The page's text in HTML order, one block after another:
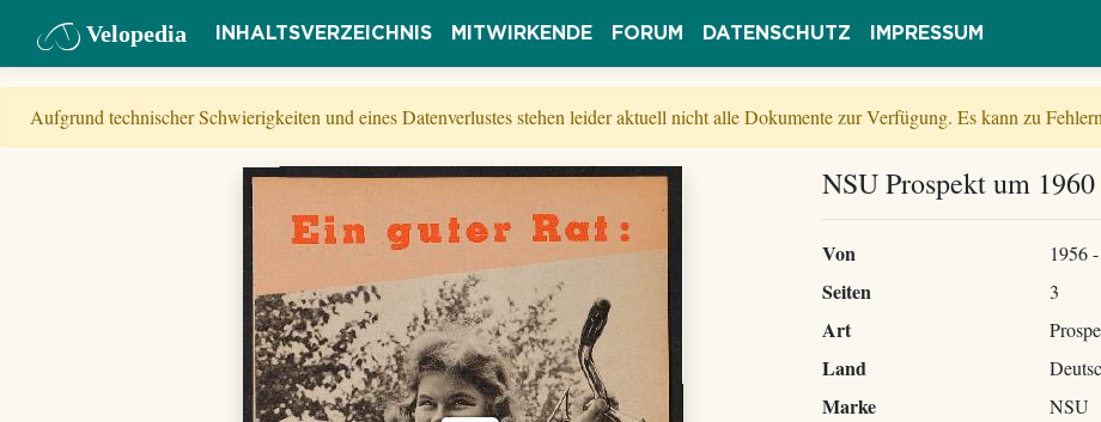
Velopedia INHALTSVERZEICHNIS MITWIRKENDE FORUM DATENSCHUTZ IMPRESSUM
Aufgrund technischer Schwierigkeiten und eines Datenverlustes stehen leider aktuell nicht alle Dokumente zur Verfügung. Es kann zu
NSU Prospekt um
Von 1956
Seiten 3
Art
Land
Marke NSU